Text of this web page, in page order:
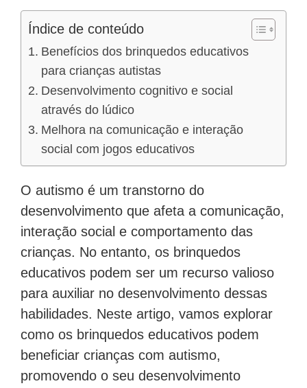
Índice de conteúdo
Benefícios dos brinquedos educativos
para crianças autistas
Desenvolvimento cognitivo e social
através do lúdico
Melhora na comunicação e interação
social com jogos educativos
O autismo é um transtorno do
desenvolvimento que afeta a comunicação,
interação social e comportamento das
crianças. No entanto, os brinquedos
educativos podem ser um recurso valioso
para auxiliar no desenvolvimento dessas
habilidades. Neste artigo, vamos explorar
como os brinquedos educativos podem
beneficiar crianças com autismo,
promovendo o seu desenvolvimento